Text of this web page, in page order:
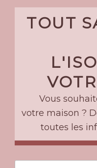
Skip
TOUT
Vous
votre maison ?
toutes les